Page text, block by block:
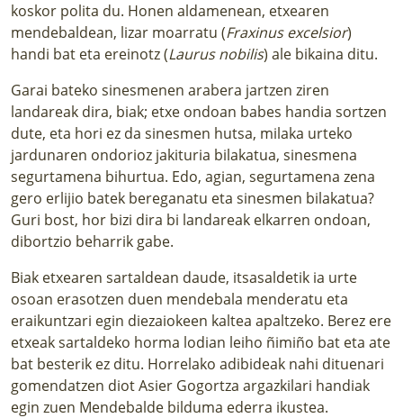
koskor polita du. Honen aldamenean, etxearen
mendebaldean, lizar moarratu (Fraxinus excelsior)
handi bat eta ereinotz (Laurus nobilis) ale bikaina ditu.
Garai bateko sinesmenen arabera jartzen ziren
landareak dira, biak; etxe ondoan babes handia sortzen
dute, eta hori ez da sinesmen hutsa, milaka urteko
jardunaren ondorioz jakituria bilakatua, sinesmena
segurtamena bihurtua. Edo, agian, segurtamena zena
gero erlijio batek bereganatu eta sinesmen bilakatua?
Guri bost, hor bizi dira bi landareak elkarren ondoan,
dibortzio beharrik gabe.
Biak etxearen sartaldean daude, itsasaldetik ia urte
osoan erasotzen duen mendebala menderatu eta
eraikuntzari egin diezaiokeen kaltea apaltzeko. Berez ere
etxeak sartaldeko horma lodian leiho ñimiño bat eta ate
bat besterik ez ditu. Horrelako adibideak nahi dituenari
gomendatzen diot Asier Gogortza argazkilari handiak
egin zuen Mendebalde bilduma ederra ikustea.